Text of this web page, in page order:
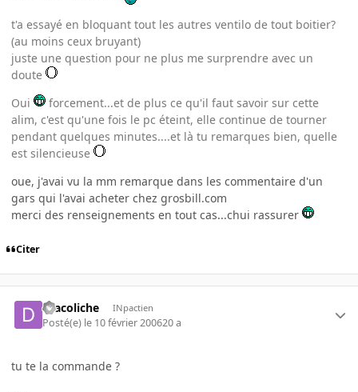
t'a essayé en bloquant tout les autres ventilo de tout boitier?
(au moins ceux bruyant)
juste une question pour ne plus me surprendre avec un
doute
Oui
forcement...et de plus ce qu'il faut savoir sur cette
alim, c'est qu'une fois le pc éteint, elle continue de tourner
pendant quelques minutes....et là tu remarques bien, quelle
est silencieuse
oue, j'avai vu la mm remarque dans les commentaire d'un
gars qui l'avai acheter chez grosbill.com
merci des renseignements en tout cas...chui rassurer
Citer
dracoliche INpactien
Posté(e) le 10 février 200620 a
tu te la commande ?